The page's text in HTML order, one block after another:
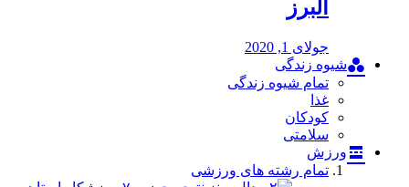
البرز
جولای 1, 2020
شیوه زندگی
تمام شیوه زندگی
غذا
کودکان
سلامتی
ورزش
تمام رشته های ورزشی